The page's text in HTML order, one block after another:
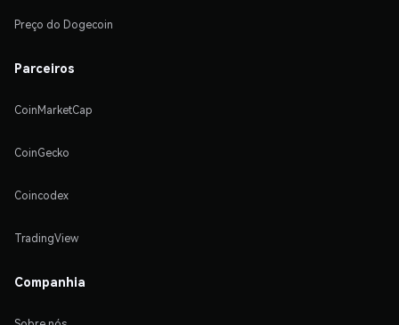
Preço do Dogecoin
Parceiros
CoinMarketCap
CoinGecko
Coincodex
TradingView
Companhia